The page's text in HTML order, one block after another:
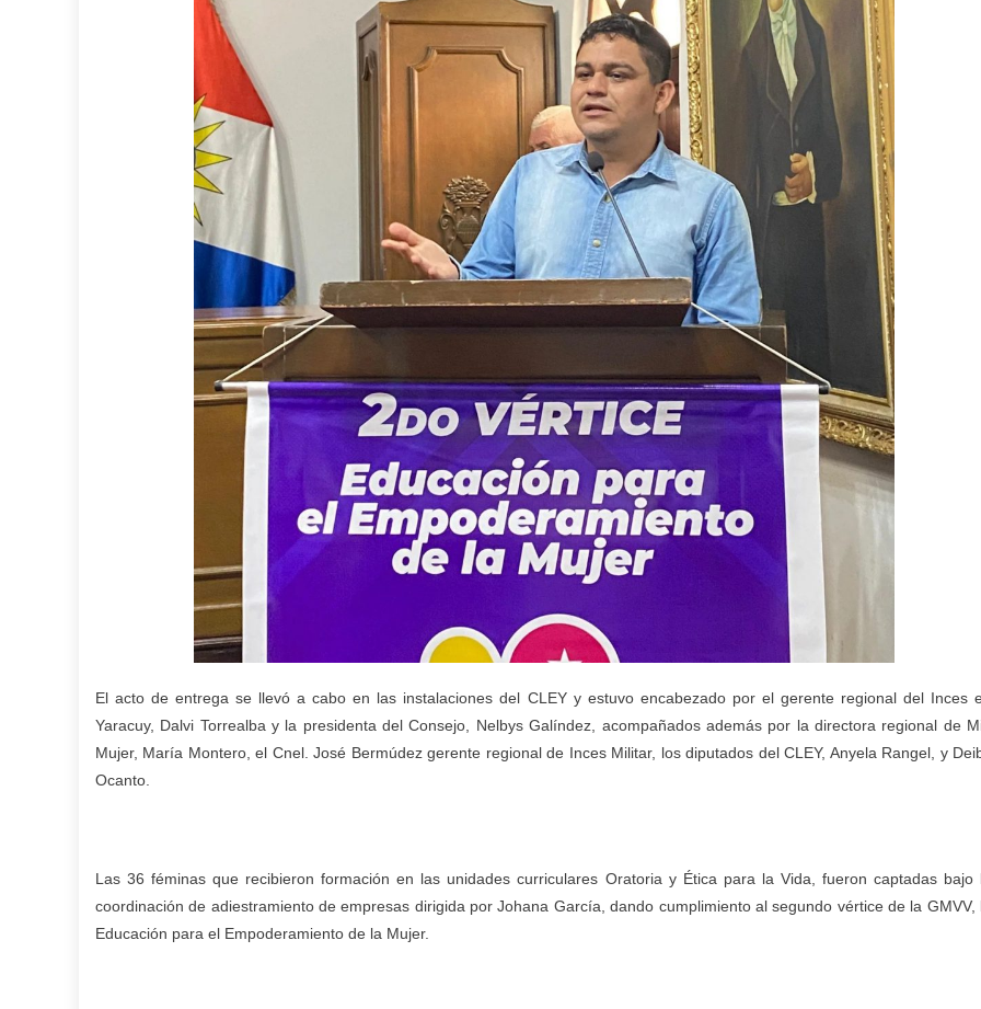
El acto de entrega se llevó a cabo en las instalaciones del CLEY y estuvo encabezado por el gerente regional del Inces
Yaracuy, Dalvi Torrealba y la presidenta del Consejo, Nelbys Galíndez, acompañados además por la directora regional de
Mujer, María Montero, el Cnel. José Bermúdez gerente regional de Inces Militar, los diputados del CLEY, Anyela Rangel, y
Ocanto.
Las 36 féminas que recibieron formación en las unidades curriculares Oratoria y Ética para la Vida, fueron captadas bajo
coordinación de adiestramiento de empresas dirigida por Johana García, dando cumplimiento al segundo vértice de la GMVV,
Educación para el Empoderamiento de la Mujer.